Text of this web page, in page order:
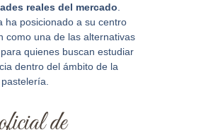
reales del mercado
ha posicionado a su centro
como una de las alternativas
quienes buscan estudiar
dentro del ámbito de la
de